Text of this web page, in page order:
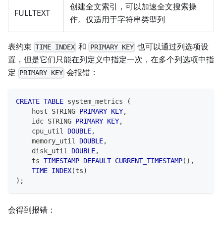
FULLTEXT
创建全文索引，可以加速全文搜索操
作。仅适用于字符串类型列
表约束 TIME INDEX 和 PRIMARY KEY也可以通过列选项设
置，但是它们只能在列定义中指定一次，在多个列选项中指
定 PRIMARY KEY 会报错：
CREATE TABLE system_metrics
(
    host STRING
PRIMARY KEY,
    idc STRING
PRIMARY KEY,
    cpu_util
DOUBLE,
    memory_util
DOUBLE,
    disk_util
DOUBLE,
    ts
TIMESTAMP DEFAULT CURRENT_TIMESTAMP( ) ,
TIME INDEX(ts)
) ;
会得到报错：